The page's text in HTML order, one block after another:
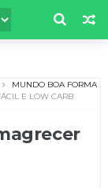
MUNDO BOA FORMA
E LOW CARB